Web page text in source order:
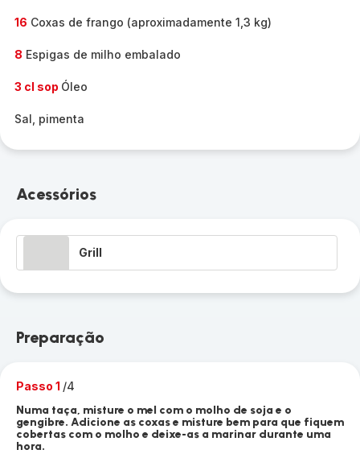
16 Coxas de frango (aproximadamente 1,3 kg)
8 Espigas de milho embalado
3 cl sop Óleo
Sal, pimenta
Acessórios
Grill
Preparação
Passo 1 /4
Numa taça, misture o mel com o molho de soja e o
gengibre. Adicione as coxas e misture bem para que fiquem
cobertas com o molho e deixe-as a marinar durante uma
hora.